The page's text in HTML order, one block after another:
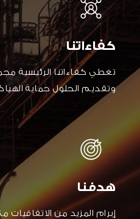
كفاءاتنا
تغطي كفاءاتنا الرئيسية
وتقديم الحلول حماية
هدفنا
إبرام المزيد من الاتفاقيات